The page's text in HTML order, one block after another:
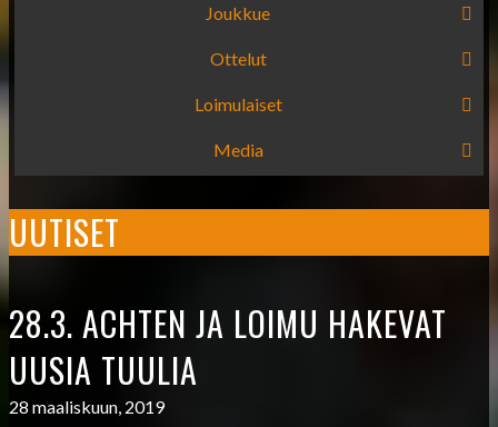
Joukkue
Ottelut
Loimulaiset
Media
UUTISET
28.3. ACHTEN JA LOIMU HAKEVAT
UUSIA TUULIA
28 maaliskuun, 2019